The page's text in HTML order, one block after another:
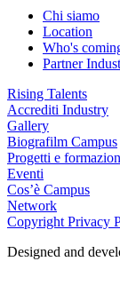
Chi siamo
Location
Who's
Partner
Rising Talents
Accrediti Industry
Gallery
Biografilm Campus
Progetti e
Eventi
Cos’è Campus
Network
Copyright Privacy
Designed and